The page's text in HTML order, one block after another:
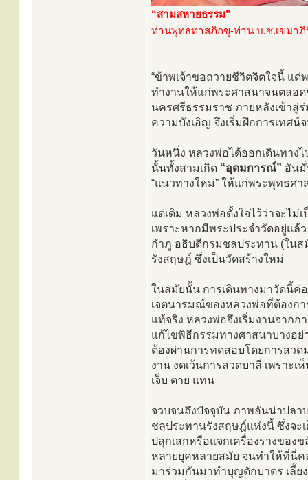
“สามสหายธรรม”
ท่านพุทธทาสภิกขุ-ท่าน บ.ช.เขม
“ข้าพเจ้าขอถวายชีวิตจิตใจนี้ แ
ทำงานให้แก่พระศาสนาจนตลอ
นครศรีธรรมราช ภายหลังเข้าสู่
ความบังเอิญ จึงเริ่มฝึกการเทศน์
วันหนึ่ง หลวงพ่อได้ออกเดินทาง
นั้นทั้งสามเกิด “อุดมการณ์” อันมั่
“แนวทางใหม่” ให้แก่พระพุทธศา
แต่เดิม หลวงพ่อตั้งใจไว้ว่าจะไ
เพราะหากมีพระประจำวัดอยู่แล้
กำภู อธิบดีกรมชลประทาน (ใน
รังสฤษฎ์ ซึ่งเป็นวัดสร้างใหม่
ในสมัยนั้น การเดินทางมาวัดนี้ค่
เจตนารมณ์ของหลวงพ่อที่ต้องก
แท้จริง หลวงพ่อจึงเริ่มงานจากก
แก้ไขพิธีกรรมทางศาสนาบางอย่
ต้องผ่านการทดสอบโดยการสว
งาน งดเว้นการสวดบาลี เพราะเ
เจ็บ ตาย แทน
จวบจนถึงปัจจุบัน ภาพอันน่าปล
ชลประทานรังสฤษฎ์แห่งนี้ ซึ่งจะ
ปลุกเสกหรือแจกเครื่องรางของ
หลายยุคหลายสมัย จนทำให้ที่นี่
มาร่วมกันมาทำบุญตักบาตร เลี้ย